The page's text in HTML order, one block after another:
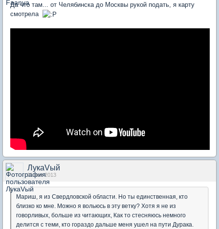
Да что там... от Челябинска до Москвы рукой подать, я карту
смотрела
ЛукаVый
11 ноя 2013
Мариш, я из Свердловской области. Но ты единственная, кто
близко ко мне. Можно я вольюсь в эту ветку? Хотя я не из
говорливых, больше из читающих, Как то стесняюсь немного
делится с теми, кто гораздо дальше меня ушел на пути Дурака.